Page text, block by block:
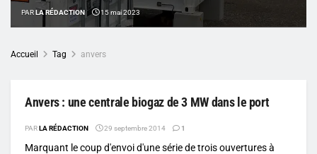
PARLA RÉDACTION 15 mai 2023
Accueil Tag anvers
Anvers : une centrale biogaz de 3 MW dans le port
PARLA RÉDACTION 29 septembre 2014 1
Marquant le coup d'envoi d'une série de trois ouvertures à